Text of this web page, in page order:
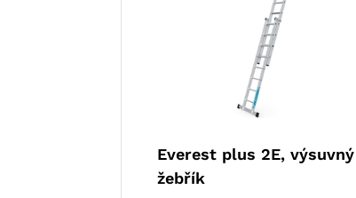
Everest plus 2E, výsuvný
žebřík